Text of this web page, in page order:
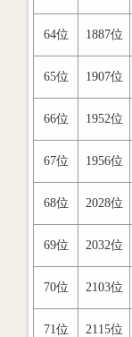
64位 1887位
65位 1907位
66位 1952位
67位 1956位
68位 2028位
69位 2032位
70位 2103位
71位 2115位